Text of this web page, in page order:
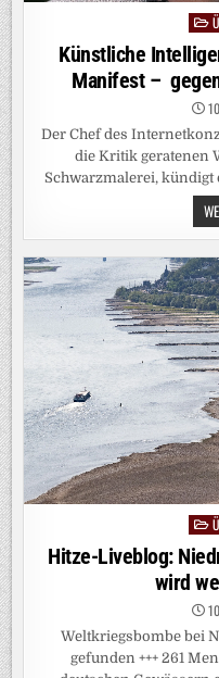
in
Künstliche
Manifest –
Der Chef des
die Kritik geratenen
Schwarzmalerei,
in
Hitze-Liveblog:
wird
Weltkriegsbombe bei
gefunden +++ 261